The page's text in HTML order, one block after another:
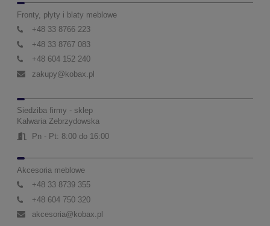
Fronty, płyty i blaty meblowe
+48 33 8766 223
+48 33 8767 083
+48 604 152 240
zakupy@kobax.pl
Siedziba firmy - sklep
Kalwaria Zebrzydowska
Pn - Pt: 8:00 do 16:00
Akcesoria meblowe
+48 33 8739 355
+48 604 750 320
akcesoria@kobax.pl